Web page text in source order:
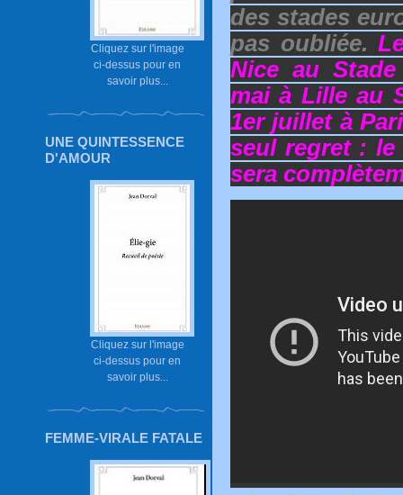
Cliquez sur l'image
ci-dessus pour en
savoir plus...
UNE QUINTESSENCE
D'AMOUR
Cliquez sur l'image
ci-dessus pour en
savoir plus...
FEMME-VIRALE FATALE
des stades
pas oubliée.
Nice au
mai à Lille au
1er juillet à
seul regret : le
sera